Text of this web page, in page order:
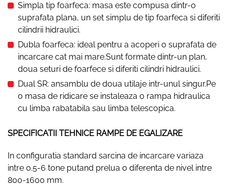
Simpla tip foarfeca: masa este compusa dintr-o
suprafata plana, un set simplu de tip foarfeca si diferiti
cilindrii hidraulici.
Dubla foarfeca: ideal pentru a acoperi o suprafata de
incarcare cat mai mare.Sunt formate dintr-un plan,
doua seturi de foarfece si diferiti cilindri hidraulici.
Dual SR: ansamblu de doua utilaje intr-unul singur.Pe
o masa de ridicare se instaleaza o rampa hidraulica
cu limba rabatabila sau limba telescopica.
SPECIFICATII TEHNICE RAMPE DE EGALIZARE
In configuratia standard sarcina de incarcare variaza
intre 0.5-6 tone putand prelua o diferenta de nivel intre
800-1600 mm.